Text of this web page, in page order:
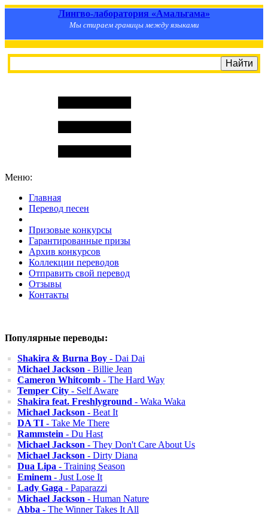
Лингво-лаборатория «Амальгама»
Мы стираем границы между языками
Меню:
Главная
Перевод песен
Призовые конкурсы
Гарантированные призы
Архив конкурсов
Коллекции переводов
Отправить свой перевод
Отзывы
Контакты
Популярные переводы:
Shakira & Burna Boy - Dai Dai
Michael Jackson - Billie Jean
Cameron Whitcomb - The Hard Way
Temper City - Self Aware
Shakira feat. Freshlyground - Waka Waka
Michael Jackson - Beat It
DA TI - Take Me There
Rammstein - Du Hast
Michael Jackson - They Don't Care About Us
Michael Jackson - Dirty Diana
Dua Lipa - Training Season
Eminem - Just Lose It
Lady Gaga - Paparazzi
Michael Jackson - Human Nature
Abba - The Winner Takes It All